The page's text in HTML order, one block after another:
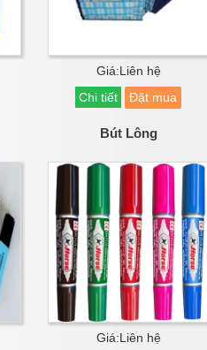
Giá:Liên hệ
Chi tiết
Đặt mua
Bút Lông
Giá:Liên hệ